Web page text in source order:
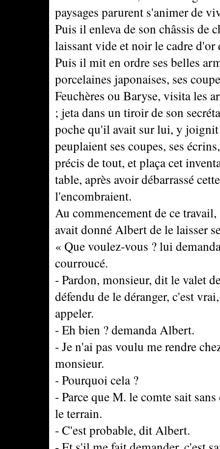
paysages parurent s'animer de
Puis il enleva de son châssis de
laissant vide et noir le cadre
Puis il mit en ordre ses belles
porcelaines japonaises, ses
Feuchères ou Baryse, visita les
; jeta dans un tiroir de son
poche qu'il avait sur lui, y
peuplaient ses coupes, ses
précis de tout, et plaça cet
table, après avoir débarrassé
l'encombraient.
Au commencement de ce
avait donné Albert de le laisser
« Que voulez-vous ? lui
courroucé.
- Pardon, monsieur, dit le valet
défendu de le déranger, c'est
appeler.
- Eh bien ? demanda Albert.
- Je n'ai pas voulu me rendre
monsieur.
- Pourquoi cela ?
- Parce que M. le comte sait
le terrain.
- C'est probable, dit Albert.